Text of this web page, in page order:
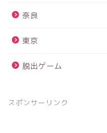
奈良
東京
脱出ゲーム
スポンサーリンク